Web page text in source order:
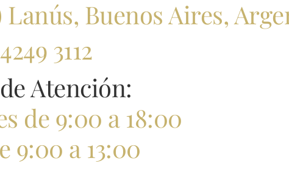
Lanús, Buenos Aires,
3112
Atención:
de 9:00 a 18:00
9:00 a 13:00